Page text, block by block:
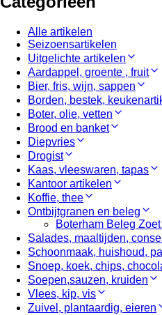
Alle artikelen
Seizoensartikelen
Uitgelichte artikelen
Aardappel, groente , fruit
Bier, fris, wijn, sappen
Borden, bestek,
Boter, olie, vetten
Brood en banket
Diepvries
Drogist
Kaas, vleeswaren, tapas
Kantoor artikelen
Koffie, thee
Ontbijtgranen en beleg
Boterham Beleg
Salades, maaltijden,
Schoonmaak, huishoud,
Snoep, koek, chips,
Soepen,sauzen, kruiden
Vlees, kip, vis
Zuivel, plantaardig, eieren